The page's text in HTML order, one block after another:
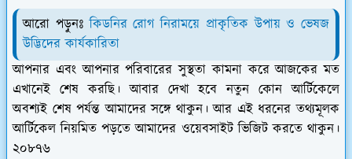
আরো পড়ুনঃকিডনির রোগ নিরাময়ে প্রাকৃতিক উপায় ও ভেষজ
উদ্ভিদের কার্যকারিতা
আপনার এবং আপনার পরিবারের সুস্থতা কামনা করে আজকের মত
এখানেই শেষ করছি। আবার দেখা হবে নতুন কোন আর্টিকেলে
অবশ্যই শেষ পর্যন্ত আমাদের সঙ্গে থাকুন। আর এই ধরনের তথ্যমূলক
আর্টিকেল নিয়মিত পড়তে আমাদের ওয়েবসাইট ভিজিট করতে থাকুন।
২০৮৭৬